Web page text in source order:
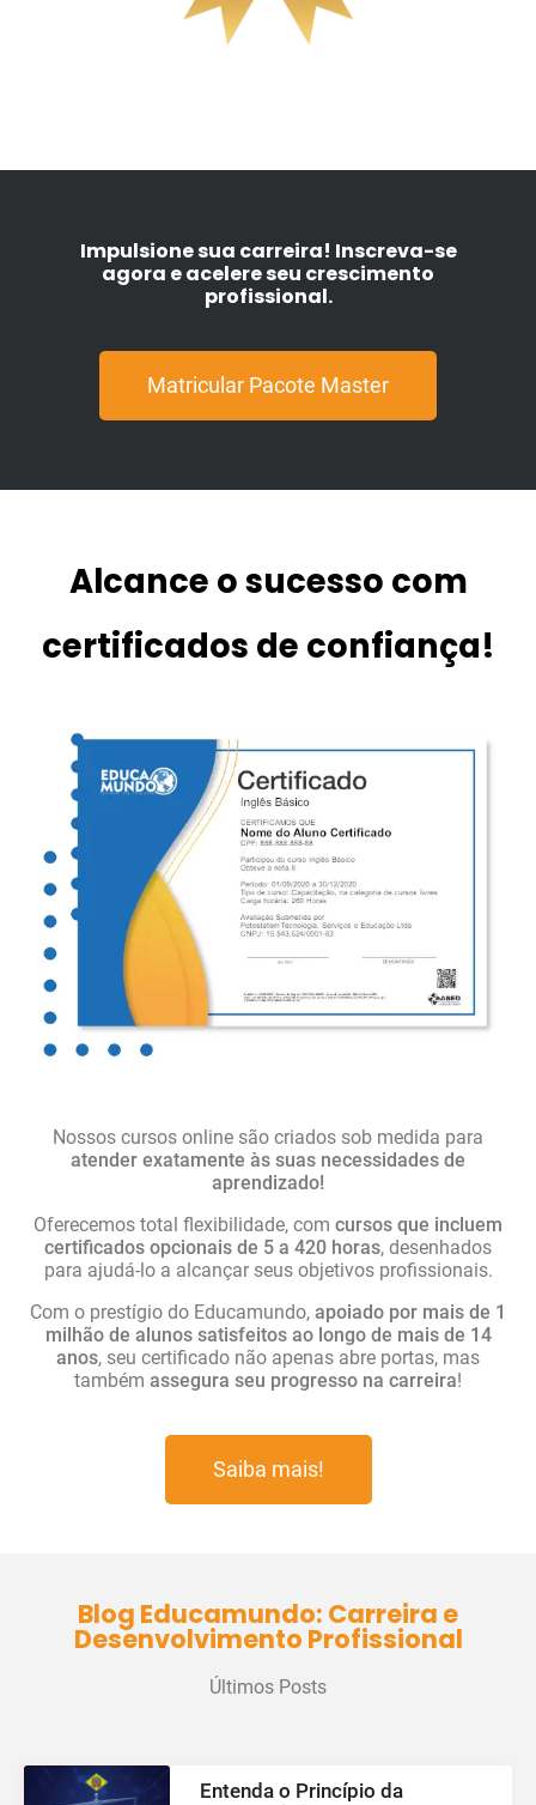
Impulsione sua carreira! Inscreva-se
agora e acelere seu crescimento
profissional.
Matricular Pacote Master
Alcance o sucesso com
certificados de confiança!
Nossos cursos online são criados sob medida para
atender exatamente às suas necessidades de
aprendizado!
Oferecemos total flexibilidade, com cursos que incluem
certificados opcionais de 5 a 420 horas, desenhados
para ajudá-lo a alcançar seus objetivos profissionais.
Com o prestígio do Educamundo, apoiado por mais de 1
milhão de alunos satisfeitos ao longo de mais de 14
anos, seu certificado não apenas abre portas, mas
também assegura seu progresso na carreira!
Saiba mais!
Blog Educamundo: Carreira e
Desenvolvimento Profissional
Últimos Posts
Entenda o Princípio da